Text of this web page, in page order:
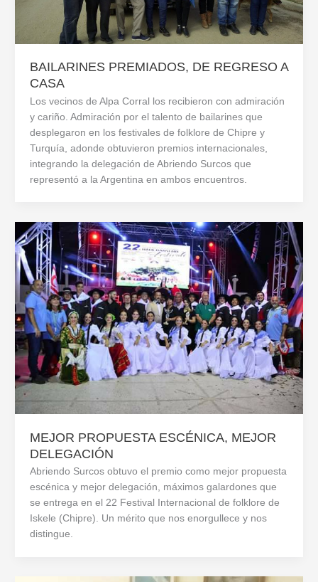
BAILARINES PREMIADOS, DE REGRESO A
CASA
Los vecinos de Alpa Corral los recibieron con admiración
y cariño. Admiración por el talento de bailarines que
desplegaron en los festivales de folklore de Chipre y
Turquía, adonde obtuvieron premios internacionales,
integrando la delegación de Abriendo Surcos que
representó a la Argentina en ambos encuentros.
MEJOR PROPUESTA ESCÉNICA, MEJOR
DELEGACIÓN
Abriendo Surcos obtuvo el premio como mejor propuesta
escénica y mejor delegación, máximos galardones que
se entrega en el 22 Festival Internacional de folklore de
Iskele (Chipre). Un mérito que nos enorgullece y nos
distingue.